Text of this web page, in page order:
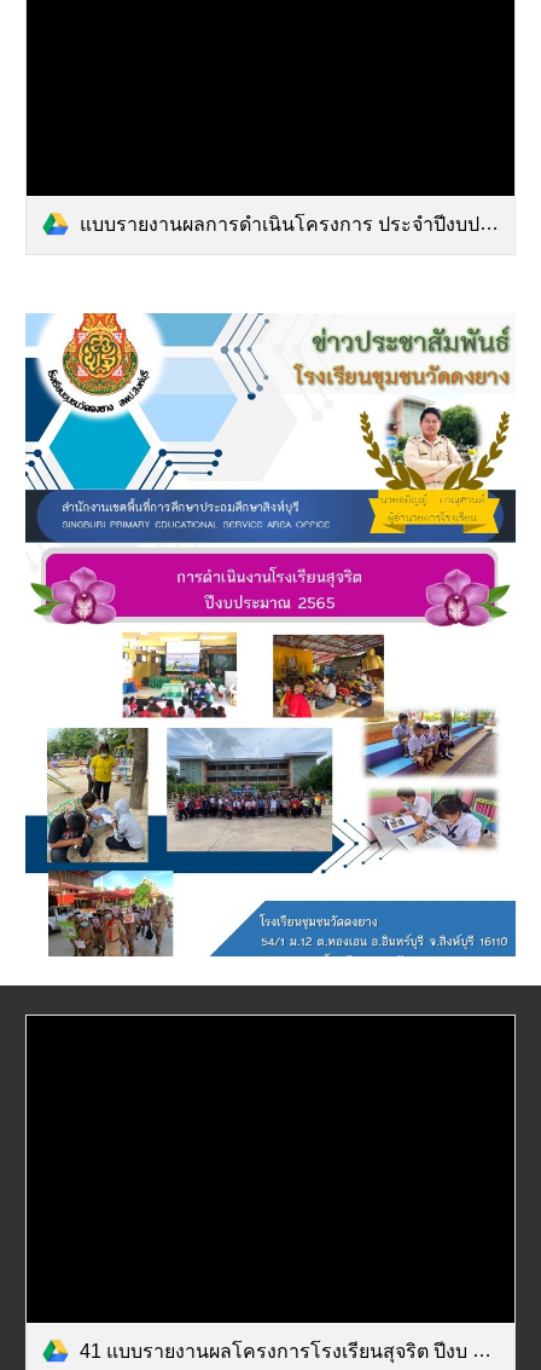
แบบรายงานผลการดำเนินโครงการ ประจำปีงบประมาณ 2565.pdf
41 แบบรายงานผลโครงการโรงเรียนสุจริต ปีงบ 2563.pdf